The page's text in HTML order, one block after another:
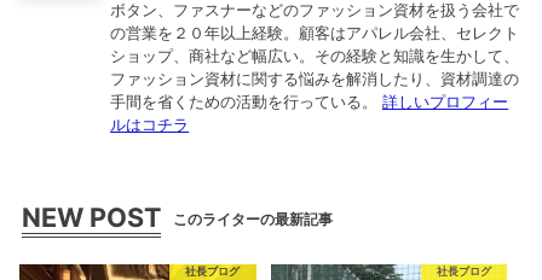
ボタン、ファスナーなどのファッション資材を扱う会社で
の営業を２０年以上経験。顧客はアパレル会社、セレクト
ショップ、商社など幅広い。その経験と知識を生かして、
ファッション資材に関する悩みを解消したり、資材調達の
手間を省くための活動を行っている。詳しいプロフィー
ルはコチラ
NEW POST このライターの最新記事
社長ブログ 社長ブログ